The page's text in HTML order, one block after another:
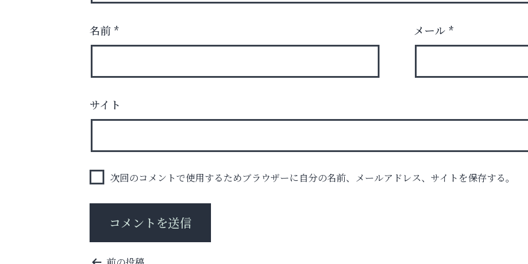
お子さまにも大人にも、優しく寄り添う
OTTO南芦屋浜皮膚科クリニック、開院！
名前 * メール *
サイト
次回のコメントで使用するためブラウザーに自分の名前、メールアドレス、サイトを保存する。